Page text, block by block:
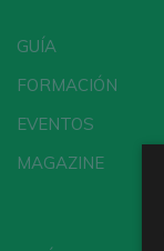
GUÍA
FORMACIÓN
EVENTOS
MAGAZINE